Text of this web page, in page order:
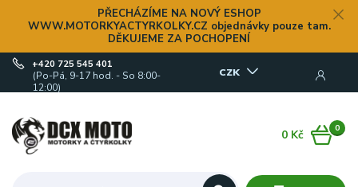
PŘECHÁZÍME NA NOVÝ ESHOP
WWW.MOTORKYACTYRKOLKY.CZ objednávky pouze tam.
DĚKUJEME ZA POCHOPENÍ
CZK
+420 725 545 401
(Po-Pá, 9-17 hod. - So 8:00-
12:00)
0
0 Kč